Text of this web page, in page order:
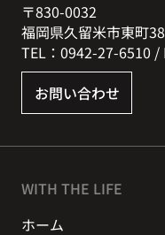
〒830-0032
福岡県久留米市東町
TEL：0942-27-6510 /
お問い合わせ
WITH THE LIFE
ホーム